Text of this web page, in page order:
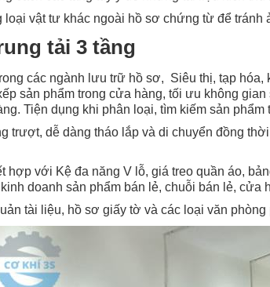
loại vật tư khác ngoài hồ sơ chứng từ để tránh
tải 3 tầng
các ngành lưu trữ hồ sơ, Siêu thị, tạp
sản phẩm trong cửa hàng, tối ưu không
Tiện dụng khi phân loại, tìm kiếm sản phẩm
trượt, dễ dàng tháo lắp và di chuyển đồng
hợp với Kệ đa năng V lỗ, giá treo quần áo,
doanh sản phẩm bán lẻ, chuỗi bán lẻ, cửa
tài liệu, hồ sơ giấy tờ và các loại văn phòng